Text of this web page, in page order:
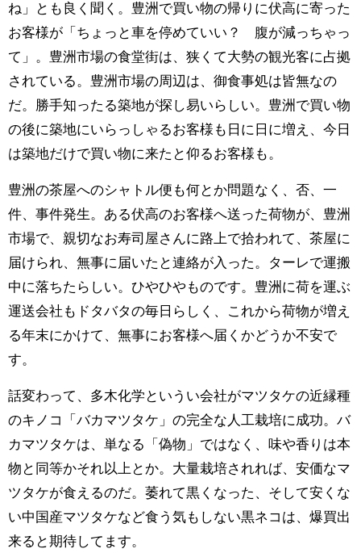
ね」とも良く聞く。豊洲で買い物の帰りに伏高に寄った
お客様が「ちょっと車を停めていい？ 腹が減っちゃっ
て」。豊洲市場の食堂街は、狭くて大勢の観光客に占拠
されている。豊洲市場の周辺は、御食事処は皆無なの
だ。勝手知ったる築地が探し易いらしい。豊洲で買い物
の後に築地にいらっしゃるお客様も日に日に増え、今日
は築地だけで買い物に来たと仰るお客様も。
豊洲の茶屋へのシャトル便も何とか問題なく、否、一
件、事件発生。ある伏高のお客様へ送った荷物が、豊洲
市場で、親切なお寿司屋さんに路上で拾われて、茶屋に
届けられ、無事に届いたと連絡が入った。ターレで運搬
中に落ちたらしい。ひやひやものです。豊洲に荷を運ぶ
運送会社もドタバタの毎日らしく、これから荷物が増え
る年末にかけて、無事にお客様へ届くかどうか不安で
す。
話変わって、多木化学というい会社がマツタケの近縁種
のキノコ「バカマツタケ」の完全な人工栽培に成功。バ
カマツタケは、単なる「偽物」ではなく、味や香りは本
物と同等かそれ以上とか。大量栽培されれば、安価なマ
ツタケが食えるのだ。萎れて黒くなった、そして安くな
い中国産マツタケなど食う気もしない黒ネコは、爆買出
来ると期待してます。